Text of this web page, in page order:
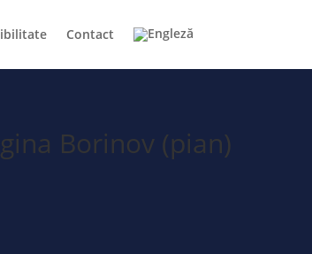
Contact
Borinov (pian)